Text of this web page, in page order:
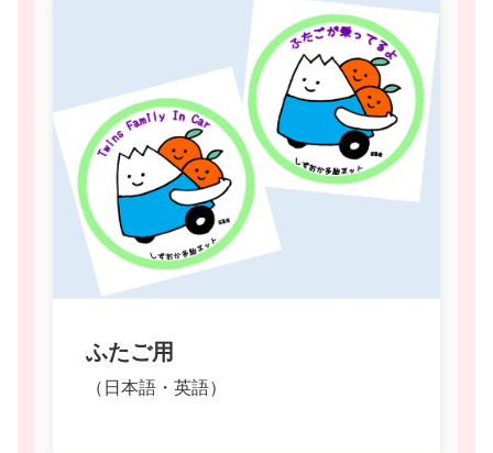
ふたご用
（日本語・英語）